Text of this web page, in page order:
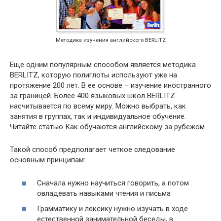
Методика изучения английского BERLITZ
Еще одним популярным способом является методика
BERLITZ, которую полиглоты используют уже на
протяжение 200 лет. В ее основе – изучение иностранного
за границей. Более 400 языковых школ BERLITZ
насчитывается по всему миру. Можно выбрать, как
занятия в группах, так и индивидуальное обучение.
Читайте статью Как обучаются английскому за рубежом.
Такой способ предполагает четкое следование
основным принципам:
Сначала нужно научиться говорить, а потом
овладевать навыками чтения и письма
Грамматику и лексику нужно изучать в ходе
естественной занимательной беседы, в